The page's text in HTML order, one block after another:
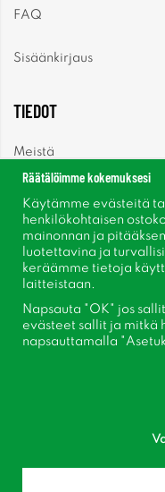
FAQ
Sisäänkirjaus
TIEDOT
Meistä
Uutiset
Uutiskirje
Tietoja evästeistä
Inspiraatiota
Seuraa meitä Facebook
Liity
Räätälöimme kokemuksesi
Käytämme evästeitä
henkilökohtaisen
mainonnan ja
luotettavina ja
keräämme tietoja
laitteistaan.
Napsauta "OK" jos
evästeet sallit ja mitkä
napsauttamalla